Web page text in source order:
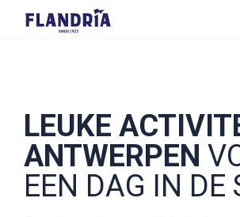
LEUKE
ANTWERPEN
EEN DAG IN DE